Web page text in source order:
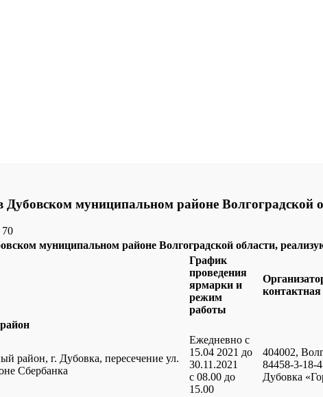
муниципальном районе Волгоградской
70
муниципальном районе Волгоградской области,
График
проведения
ярмарки и
режим
работы
район, г. Дубовка, пересечение ул.
Сбербанка
Ежедневно с
15.04 2021 до
30.11.2021
с 08.00 до
15.00
404002,
84458-3-18-
Дубовка